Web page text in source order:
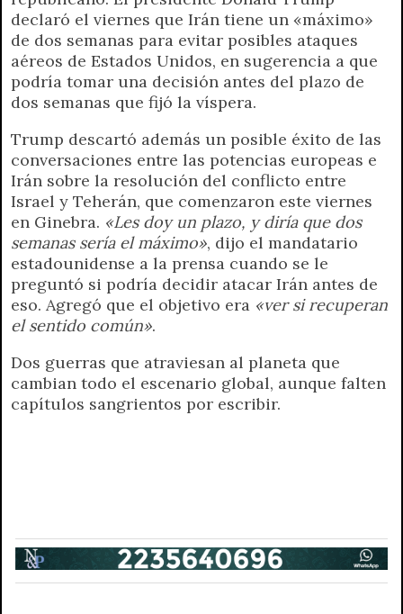
declaró el viernes que Irán tiene un «máximo»
de dos semanas para evitar posibles ataques
aéreos de Estados Unidos, en sugerencia a que
podría tomar una decisión antes del plazo de
dos semanas que fijó la víspera.
Trump descartó además un posible éxito de las
conversaciones entre las potencias europeas e
Irán sobre la resolución del conflicto entre
Israel y Teherán, que comenzaron este viernes
en Ginebra. «Les doy un plazo, y diría que dos
semanas sería el máximo», dijo el mandatario
estadounidense a la prensa cuando se le
preguntó si podría decidir atacar Irán antes de
eso. Agregó que el objetivo era «ver si recuperan
el sentido común».
Dos guerras que atraviesan al planeta que
cambian todo el escenario global, aunque falten
capítulos sangrientos por escribir.